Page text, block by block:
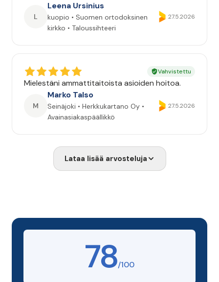
L
Leena Ursinius
kuopio • Suomen ortodoksinen
kirkko • Taloussihteeri
27.5.2026
Vahvistettu
Mielestäni ammattitaitoista asioiden hoitoa.
M
Marko Talso
Seinäjoki • Herkkukartano Oy •
Avainasiakaspäällikkö
27.5.2026
Lataa lisää arvosteluja
78/100